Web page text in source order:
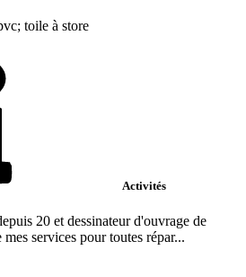
toile à store
Activités
20 et dessinateur d'ouvrage de
services pour toutes répar...